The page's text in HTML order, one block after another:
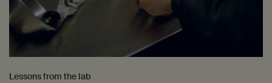
Lessons from the lab